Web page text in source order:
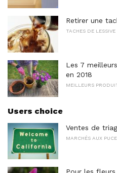
Retirer une
TACHES DE
Les 7
en 2018
MEILLEURS
Users choice
Ventes de
MARCHÉS AUX